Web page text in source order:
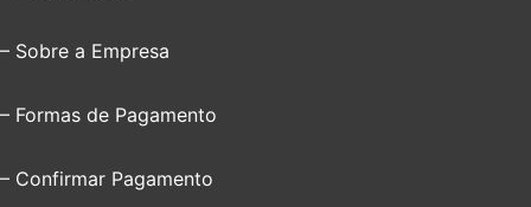
– Sobre a Empresa
– Formas de Pagamento
– Confirmar Pagamento